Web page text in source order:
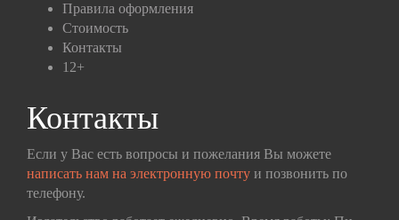
Правила оформления
Стоимость
Контакты
12+
Контакты
Если у Вас есть вопросы и пожелания Вы можете
написать нам на электронную почту и позвонить по
телефону.